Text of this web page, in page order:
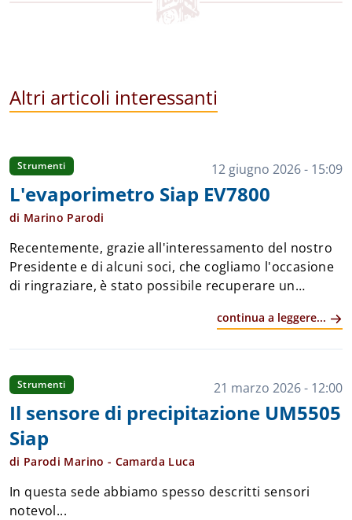
Altri articoli interessanti
Strumenti 12 giugno 2026 - 15:09
L'evaporimetro Siap EV7800
di Marino Parodi
Recentemente, grazie all'interessamento del nostro
Presidente e di alcuni soci, che cogliamo l'occasione
di ringraziare, è stato possibile recuperare un
conservato in condizioni pressoché perfette ...
continua a leggere...
Strumenti 21 marzo 2026 - 12:00
Il sensore di precipitazione UM5505
Siap
di Parodi Marino - Camarda Luca
In questa sede abbiamo spesso descritti sensori
notevol...